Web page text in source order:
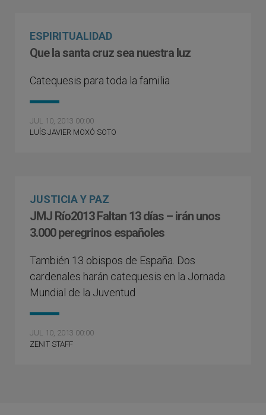
ESPIRITUALIDAD
Que la santa cruz sea nuestra luz
Catequesis para toda la familia
JUL 10, 2013 00:00
LUÍS JAVIER MOXÓ SOTO
JUSTICIA Y PAZ
JMJ Río2013 Faltan 13 días – irán unos
3.000 peregrinos españoles
También 13 obispos de España. Dos
cardenales harán catequesis en la Jornada
Mundial de la Juventud
JUL 10, 2013 00:00
ZENIT STAFF